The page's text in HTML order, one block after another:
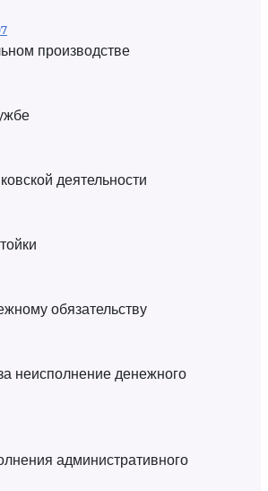
производстве
деятельности
обязательству
неисполнение денежного
административного